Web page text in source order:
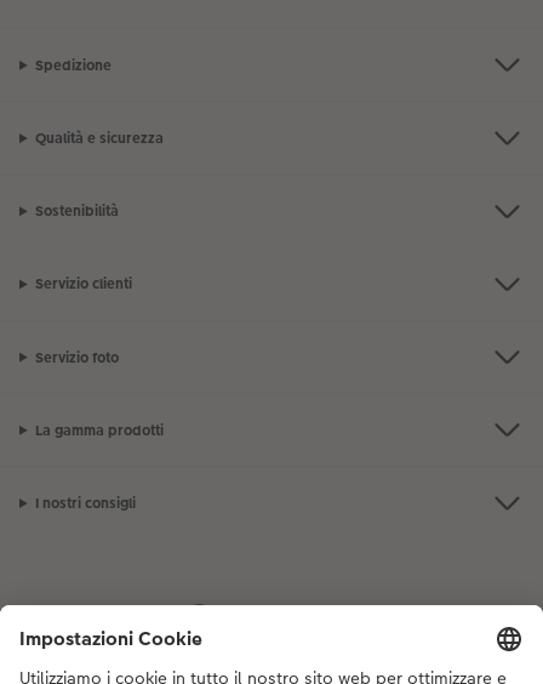
Spedizione
Qualità e sicurezza
Sostenibilità
Servizio clienti
Servizio foto
La gamma prodotti
I nostri consigli